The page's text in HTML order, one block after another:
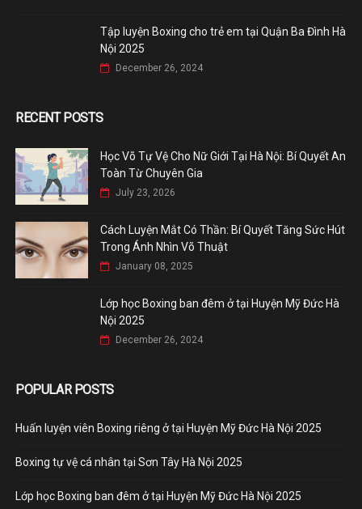
Tập luyện Boxing cho trẻ em tại Quận Ba Đình Hà
Nội 2025
December 26, 2024
RECENT POSTS
Học Võ Tự Vệ Cho Nữ Giới Tại Hà Nội: Bí Quyết An
Toàn Từ Chuyên Gia
July 23, 2026
Cách Luyện Mắt Có Thần: Bí Quyết Tăng Sức Hút
Trong Ánh Nhìn Võ Thuật
January 08, 2025
Lớp học Boxing ban đêm ở tại Huyện Mỹ Đức Hà
Nội 2025
December 26, 2024
POPULAR POSTS
Huấn luyện viên Boxing riêng ở tại Huyện Mỹ Đức Hà Nội 2025
Boxing tự vệ cá nhân tại Sơn Tây Hà Nội 2025
Lớp học Boxing ban đêm ở tại Huyện Mỹ Đức Hà Nội 2025